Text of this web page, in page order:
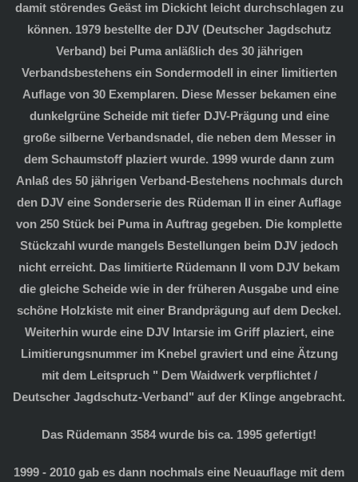
damit störendes Geäst im Dickicht leicht durchschlagen zu
können. 1979 bestellte der DJV (Deutscher Jagdschutz
Verband) bei Puma anläßlich des 30 jährigen
Verbandsbestehens ein Sondermodell in einer limitierten
Auflage von 30 Exemplaren. Diese Messer bekamen eine
dunkelgrüne Scheide mit tiefer DJV-Prägung und eine
große silberne Verbandsnadel, die neben dem Messer in
dem Schaumstoff plaziert wurde. 1999 wurde dann zum
Anlaß des 50 jährigen Verband-Bestehens nochmals durch
den DJV eine Sonderserie des Rüdeman II in einer Auflage
von 250 Stück bei Puma in Auftrag gegeben. Die komplette
Stückzahl wurde mangels Bestellungen beim DJV jedoch
nicht erreicht. Das limitierte Rüdemann II vom DJV bekam
die gleiche Scheide wie in der früheren Ausgabe und eine
schöne Holzkiste mit einer Brandprägung auf dem Deckel.
Weiterhin wurde eine DJV Intarsie im Griff plaziert, eine
Limitierungsnummer im Knebel graviert und eine Ätzung
mit dem Leitspruch " Dem Waidwerk verpflichtet /
Deutscher Jagdschutz-Verband" auf der Klinge angebracht.
Das Rüdemann 3584 wurde bis ca. 1995 gefertigt!
1999 - 2010 gab es dann nochmals eine Neuauflage mit dem